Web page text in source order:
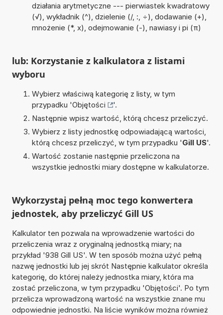
działania arytmetyczne --- pierwiastek kwadratowy
(√), wykładnik (^), dzielenie (/, :, ÷), dodawanie (+),
mnożenie (*, x), odejmowanie (-), nawiasy i pi (π)
lub: Korzystanie z kalkulatora z listami
wyboru
Wybierz właściwą kategorię z listy, w tym
przypadku 'Objętości
'.
Następnie wpisz wartość, którą chcesz przeliczyć.
Wybierz z listy jednostkę odpowiadającą wartości,
którą chcesz przeliczyć, w tym przypadku 'Gill US'.
Wartość zostanie następnie przeliczona na
wszystkie jednostki miary dostępne w kalkulatorze.
Wykorzystaj pełną moc tego konwertera
jednostek, aby przeliczyć Gill US
Kalkulator ten pozwala na wprowadzenie wartości do
przeliczenia wraz z oryginalną jednostką miary; na
przykład '938 Gill US'. W ten sposób można użyć pełną
nazwę jednostki lub jej skrót Następnie kalkulator określa
kategorię, do której należy jednostka miary, która ma
zostać przeliczona, w tym przypadku 'Objętości'. Po tym
przelicza wprowadzoną wartość na wszystkie znane mu
odpowiednie jednostki. Na liście wyników można również